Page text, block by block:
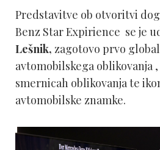
Predstavitve ob otvoritvi
Benz Star Expirience se je
Lešnik, zagotovo prvo
avtomobilskega oblikovanja
smernicah oblikovanja te
avtomobilske znamke.